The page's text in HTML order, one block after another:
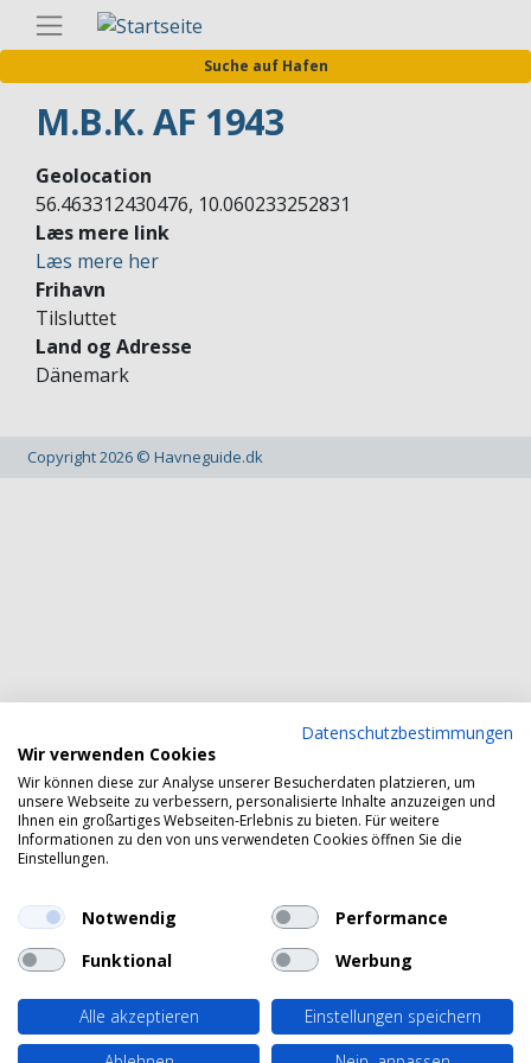
Direkt
zum
Suche auf Hafen
M.B.K. AF 1943
Geolocation
56.463312430476, 10.060233252831
Læs mere link
Læs mere her
Frihavn
Tilsluttet
Land og Adresse
Dänemark
Copyright 2026 © Havneguide.dk
Datenschutzbestimmungen
Wir verwenden Cookies
Wir können diese zur Analyse unserer Besucherdaten platzieren, um
unsere Webseite zu verbessern, personalisierte Inhalte anzuzeigen und
Ihnen ein großartiges Webseiten-Erlebnis zu bieten. Für weitere
Informationen zu den von uns verwendeten Cookies öffnen Sie die
Einstellungen.
Notwendig
Performance
Funktional
Werbung
Alle akzeptieren
Einstellungen speichern